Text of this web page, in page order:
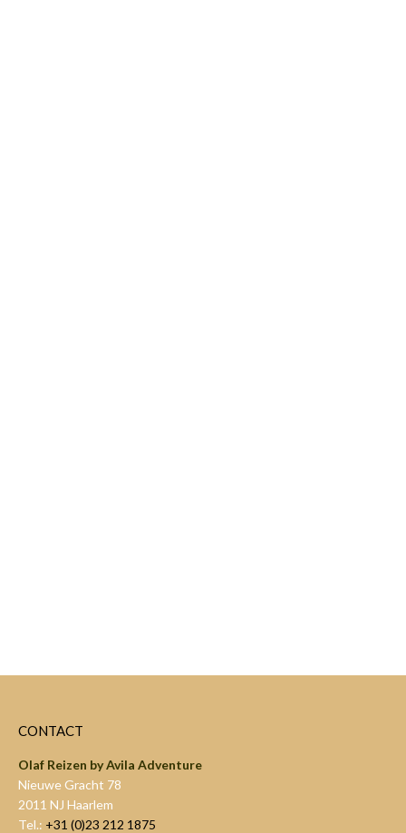
CONTACT
Olaf Reizen by Avila Adventure
Nieuwe Gracht 78
2011 NJ Haarlem
Tel.: +31 (0)23 212 1875